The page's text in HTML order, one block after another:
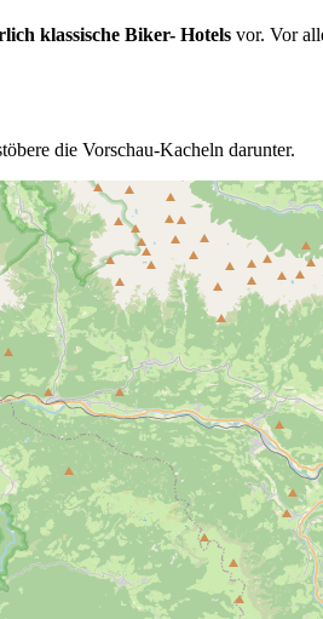
klassische Biker- Hotels vor. Vor
die Vorschau-Kacheln darunter.